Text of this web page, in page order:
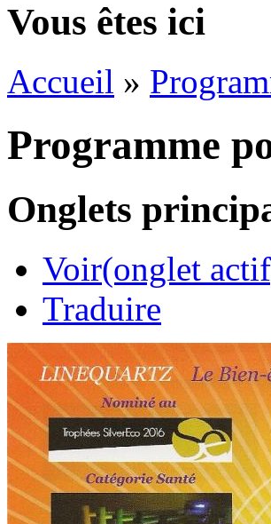
Vous êtes ici
Accueil »
Programme
Onglets
Voir(onglet
Traduire